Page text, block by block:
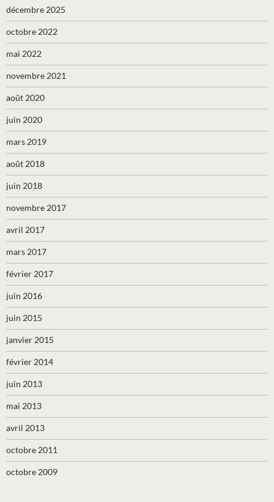
décembre 2025
octobre 2022
mai 2022
novembre 2021
août 2020
juin 2020
mars 2019
août 2018
juin 2018
novembre 2017
avril 2017
mars 2017
février 2017
juin 2016
juin 2015
janvier 2015
février 2014
juin 2013
mai 2013
avril 2013
octobre 2011
octobre 2009